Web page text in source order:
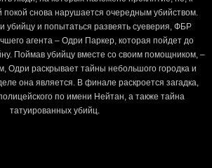
снова нарушается очередным убийством.
убийцу и попытаться развеять суеверия, ФБР
агента – Одри Паркер, которая пойдет до
Поймав убийцу вместе со своим помощником, –
Одри раскрывает тайны небольшого городка и
она является. В финале раскроется загадка,
по имени Нейтан, а также тайна
татуированных убийц.